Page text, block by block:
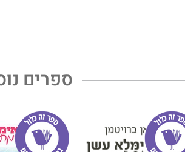
אנושי-מחשבתי מופלא.
זהו חלום של מאה ועשרה אנשים,
ספרים